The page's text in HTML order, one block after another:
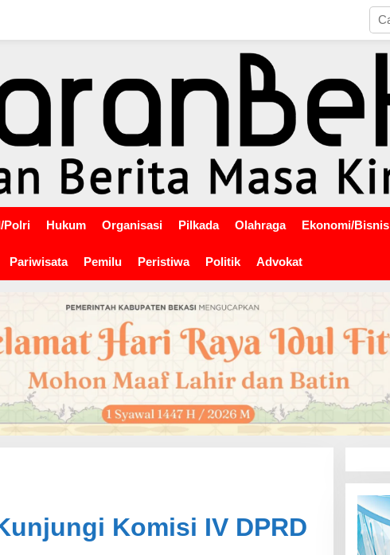
Polri Hukum Organisasi Pilkada Olahraga Ekonomi/Bisnis
Pariwisata Pemilu Peristiwa Politik Advokat
Komisi IV DPRD